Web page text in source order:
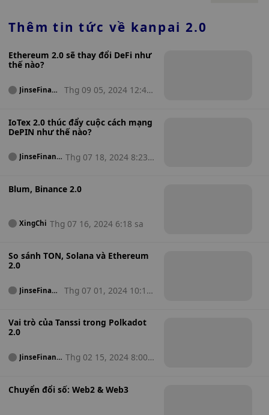
Thêm tin tức về kanpai 2.0
Ethereum 2.0 sẽ thay đổi DeFi như
thế nào?
JinseFinanc
Thg 09 05, 2024 12:40
IoTex 2.0 thúc đẩy cuộc cách mạng
DePIN như thế nào?
JinseFinanc
Thg 07 18, 2024 8:23 s
Blum, Binance 2.0
XingChi Thg 07 16, 2024 6:18 sa
So sánh TON, Solana và Ethereum
2.0
JinseFinanc
Thg 07 01, 2024 10:14
Vai trò của Tanssi trong Polkadot
2.0
JinseFinanc
Thg 02 15, 2024 8:00 s
Chuyển đổi số: Web2 & Web3